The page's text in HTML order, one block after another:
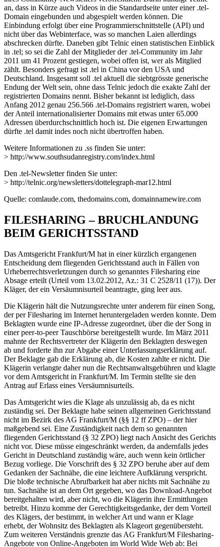
an, dass in Kürze auch Videos in die Standardseite unter einer .tel-
Domain eingebunden und abgespielt werden können. Die
Einbindung erfolgt über eine Programmierschnittstelle (API) und
nicht über das Webinterface, was so manchen Laien allerdings
abschrecken dürfte. Daneben gibt Telnic einen statistischen Einblick
in .tel; so sei die Zahl der Mitglieder der .tel-Community im Jahr
2011 um 41 Prozent gestiegen, wobei offen ist, wer als Mitglied
zählt. Besonders gefragt ist .tel in China vor den USA und
Deutschland. Insgesamt soll .tel aktuell die siebtgrösste generische
Endung der Welt sein, ohne dass Telnic jedoch die exakte Zahl der
registrierten Domains nennt. Bisher bekannt ist lediglich, dass
Anfang 2012 genau 256.566 .tel-Domains registriert waren, wobei
der Anteil internationalisierter Domains mit etwas unter 65.000
Adressen überdurchschnittlich hoch ist. Die eigenen Erwartungen
dürfte .tel damit indes noch nicht übertroffen haben.
Weitere Informationen zu .ss finden Sie unter:
> http://www.southsudanregistry.com/index.html
Den .tel-Newsletter finden Sie unter:
> http://telnic.org/newsletters/dottelegraph-mar12.html
Quelle: comlaude.com, thedomains.com, domainnamewire.com
FILESHARING – BRUCHLANDUNG
BEIM GERICHTSSTAND
Das Amtsgericht Frankfurt/M hat in einer kürzlich ergangenen
Entscheidung dem fliegenden Gerichtsstand auch in Fällen von
Urheberrechtsverletzungen durch so genanntes Filesharing eine
Absage erteilt (Urteil vom 13.02.2012, Az.: 31 C 2528/11 (17)). Der
Kläger, der ein Versäumnisurteil beantragte, ging leer aus.
Die Klägerin hält die Nutzungsrechte unter anderem für einen Song,
der per Filesharing im Internet heruntergeladen werden konnte. Dem
Beklagten wurde eine IP-Adresse zugeordnet, über die der Song in
einer peer-to-peer Tauschbörse bereitgestellt wurde. Im März 2011
mahnte der Rechtsvertreter der Klägerin den Beklagten deswegen
ab und forderte ihn zur Abgabe einer Unterlassungserklärung auf.
Der Beklagte gab die Erklärung ab, die Kosten zahlte er nicht. Die
Klägerin verlangte daher nun die Rechtsanwaltsgebühren und klagte
vor dem Amtsgericht in Frankfurt/M. Im Termin stellte sie den
Antrag auf Erlass eines Versäumnisurteils.
Das Amtsgericht wies die Klage als unzulässig ab, da es nicht
zuständig sei. Der Beklagte habe seinen allgemeinen Gerichtsstand
nicht im Bezirk des AG Frankfurt/M (§§ 12 ff ZPO) – der hier
maßgebend sei. Eine Zuständigkeit nach dem so genannten
fliegenden Gerichtsstand (§ 32 ZPO) liegt nach Ansicht des Gerichts
nicht vor. Diese müsse eingeschränkt werden, da andernfalls jedes
Gericht in Deutschland zuständig wäre, auch wenn kein örtlicher
Bezug vorliege. Die Vorschrift des § 32 ZPO beruhe aber auf dem
Gedanken der Sachnähe, die eine leichtere Aufklärung verspricht.
Die bloße technische Abrufbarkeit hat aber nichts mit Sachnähe zu
tun. Sachnähe ist an dem Ort gegeben, wo das Download-Angebot
bereitgehalten wird, aber nicht, wo die Klägerin ihre Ermittlungen
betreibt. Hinzu komme der Gerechtigkeitsgedanke, der dem Vorteil
des Klägers, der bestimmt, in welcher Art und wann er Klage
erhebt, der Wohnsitz des Beklagten als Klageort gegenübersteht.
Zum weiteren Verständnis grenzte das AG Frankfurt/M Filesharing-
Angebote von Online-Angeboten im World Wide Web ab: Bei